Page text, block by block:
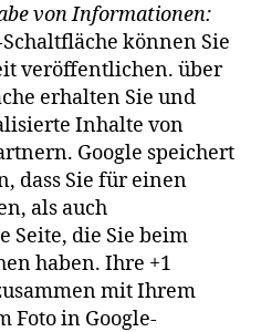
von Informationen:
können Sie
veröffentlichen. über
erhalten Sie und
Inhalte von
Google speichert
dass Sie für einen
als auch
Seite, die Sie beim
haben. Ihre +1
mit Ihrem
Foto in Google-